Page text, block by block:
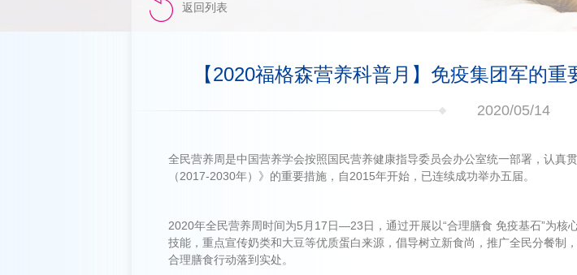
返回列表
【2020福格森营养科普月】免疫集团军的
2020/05/14
全民营养周是中国营养学会按照国民营养健康指导委员会办公室统一部署，认真
（2017-2030年）》的重要措施，自2015年开始，已连续成功举办五届。
2020年全民营养周时间为5月17日—23日，通过开展以“合理膳食 免疫基石”为
技能，重点宣传奶类和大豆等优质蛋白来源，倡导树立新食尚，推广全民分餐
合理膳食行动落到实处。